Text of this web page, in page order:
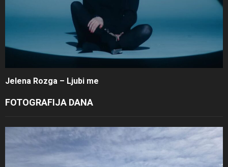
Jelena Rozga – Ljubi me
FOTOGRAFIJA DANA